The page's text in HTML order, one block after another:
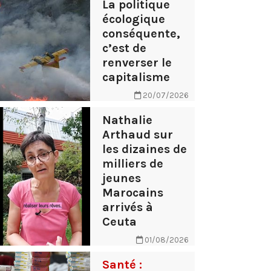
La politique
écologique
conséquente,
c’est de
renverser le
capitalisme
20/07/2026
Nathalie
Arthaud sur
les dizaines de
milliers de
jeunes
Marocains
arrivés à
Ceuta
01/08/2026
Santé :